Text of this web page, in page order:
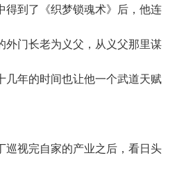
到了《织梦锁魂术》后，他连
外门长老为义父，从义父那里谋
几年的时间也让他一个武道天赋
视完自家的产业之后，看日头